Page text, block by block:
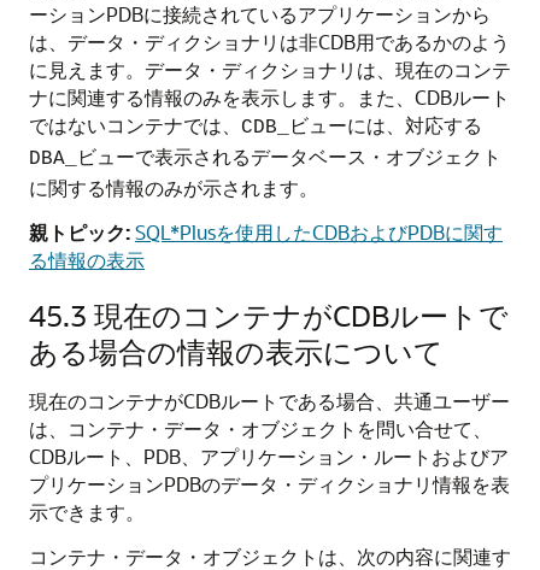
ーションPDBに接続されているアプリケーションから
は、データ・ディクショナリは非CDB用であるかのよう
に見えます。データ・ディクショナリは、現在のコンテ
ナに関連する情報のみを表示します。また、CDBルート
ではないコンテナでは、
CDB_ ビューには、対応する
DBA_
ビューで表示されるデータベース・オブジェクト
に関する情報のみが示されます。
親トピック:SQL*Plusを使用したCDBおよびPDBに関す
る情報の表示
45.3 現在のコンテナがCDBルートで
ある場合の情報の表示について
現在のコンテナがCDBルートである場合、共通ユーザー
は、コンテナ・データ・オブジェクトを問い合せて、
CDBルート、PDB、アプリケーション・ルートおよびア
プリケーションPDBのデータ・ディクショナリ情報を表
示できます。
コンテナ・データ・オブジェクトは、次の内容に関連す